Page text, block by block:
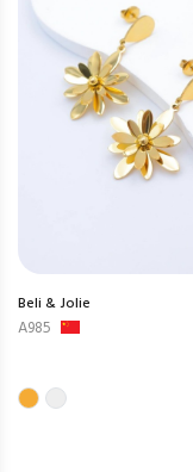
Beli & Jolie
A985